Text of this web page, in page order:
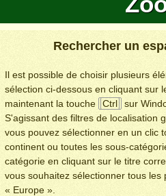
Rechercher un
Il est possible de choisir plusieurs
sélection ci-dessous en cliquant sur
maintenant la touche
Ctrl sur
S'agissant des filtres de localisation
vous pouvez sélectionner en un clic
continent ou toutes les sous-
catégorie en cliquant sur le titre
vous souhaitez sélectionner tous les
« Europe ».